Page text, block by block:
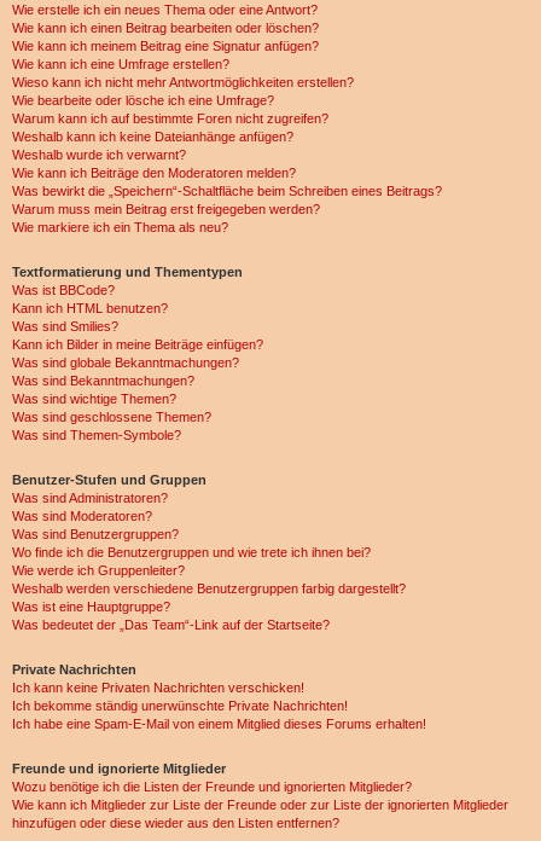
Wie erstelle ich ein neues Thema oder eine Antwort?
Wie kann ich einen Beitrag bearbeiten oder löschen?
Wie kann ich meinem Beitrag eine Signatur anfügen?
Wie kann ich eine Umfrage erstellen?
Wieso kann ich nicht mehr Antwortmöglichkeiten erstellen?
Wie bearbeite oder lösche ich eine Umfrage?
Warum kann ich auf bestimmte Foren nicht zugreifen?
Weshalb kann ich keine Dateianhänge anfügen?
Weshalb wurde ich verwarnt?
Wie kann ich Beiträge den Moderatoren melden?
Was bewirkt die „Speichern“-Schaltfläche beim Schreiben eines Beitrags?
Warum muss mein Beitrag erst freigegeben werden?
Wie markiere ich ein Thema als neu?
Textformatierung und Thementypen
Was ist BBCode?
Kann ich HTML benutzen?
Was sind Smilies?
Kann ich Bilder in meine Beiträge einfügen?
Was sind globale Bekanntmachungen?
Was sind Bekanntmachungen?
Was sind wichtige Themen?
Was sind geschlossene Themen?
Was sind Themen-Symbole?
Benutzer-Stufen und Gruppen
Was sind Administratoren?
Was sind Moderatoren?
Was sind Benutzergruppen?
Wo finde ich die Benutzergruppen und wie trete ich ihnen bei?
Wie werde ich Gruppenleiter?
Weshalb werden verschiedene Benutzergruppen farbig dargestellt?
Was ist eine Hauptgruppe?
Was bedeutet der „Das Team“-Link auf der Startseite?
Private Nachrichten
Ich kann keine Privaten Nachrichten verschicken!
Ich bekomme ständig unerwünschte Private Nachrichten!
Ich habe eine Spam-E-Mail von einem Mitglied dieses Forums erhalten!
Freunde und ignorierte Mitglieder
Wozu benötige ich die Listen der Freunde und ignorierten Mitglieder?
Wie kann ich Mitglieder zur Liste der Freunde oder zur Liste der ignorierten Mitglieder
hinzufügen oder diese wieder aus den Listen entfernen?